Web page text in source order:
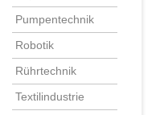
Pumpentechnik
Robotik
Rührtechnik
Textilindustrie